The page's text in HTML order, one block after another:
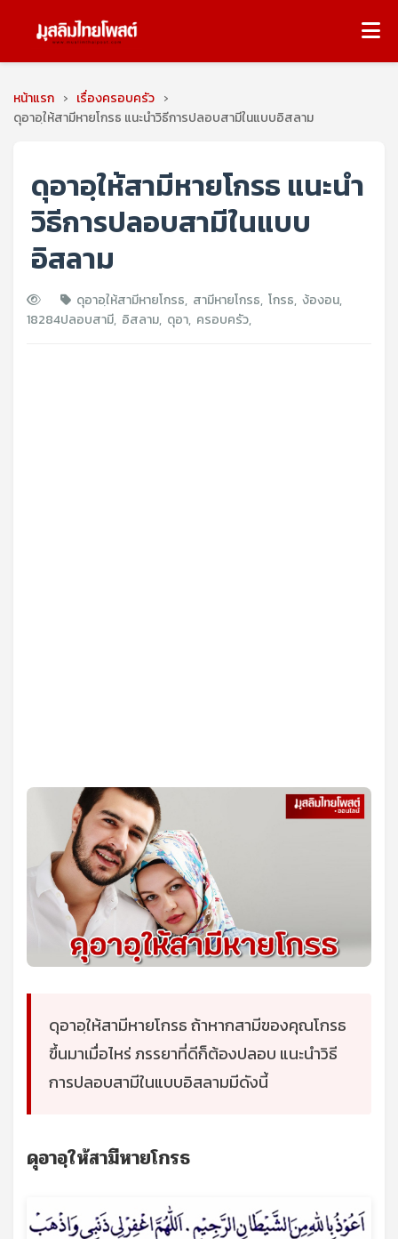
หน้าแรก › เรื่องครอบครัว ›
ดุอาอฺให้สามีหายโกรธ แนะนำวิธีการปลอบสามีในแบบอิสลาม
ดุอาอฺให้สามีหายโกรธ แนะนำ
วิธีการปลอบสามีในแบบ
อิสลาม
18284
ดุอาอฺให้สามีหายโกรธ, สามีหายโกรธ, โกรธ, ง้องอน,
ปลอบสามี, อิสลาม, ดุอา, ครอบครัว,
ดุอาอฺให้สามีหายโกรธ ถ้าหากสามีของคุณโกรธ
ขึ้นมาเมื่อไหร่ ภรรยาที่ดีก็ต้องปลอบ แนะนำวิธี
การปลอบสามีในแบบอิสลามมีดังนี้
ดุอาอฺให้สามีหายโกรธ